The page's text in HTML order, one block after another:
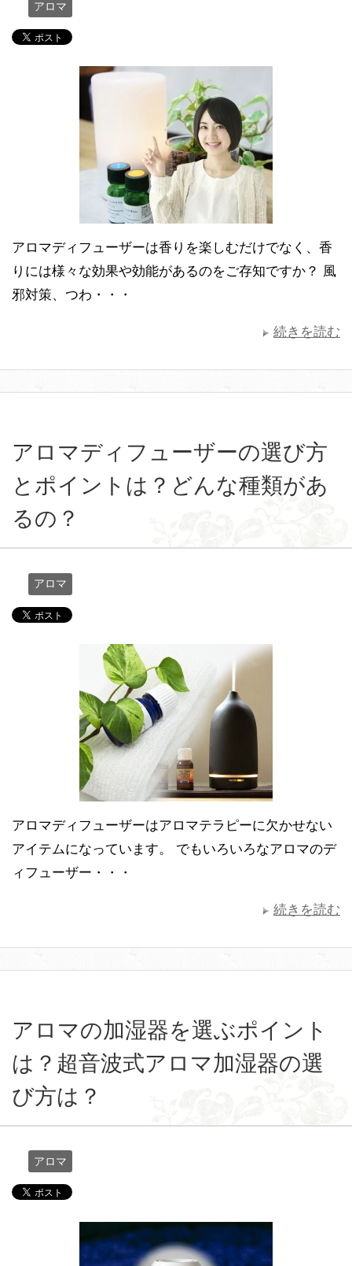
アロマ
アロマディフューザーは香りを楽しむだけでなく、香
りには様々な効果や効能があるのをご存知ですか？ 風
邪対策、つわ・・・
続きを読む
アロマディフューザーの選び方
とポイントは？どんな種類があ
るの？
アロマ
アロマディフューザーはアロマテラピーに欠かせない
アイテムになっています。 でもいろいろなアロマのデ
ィフューザー・・・
続きを読む
アロマの加湿器を選ぶポイント
は？超音波式アロマ加湿器の選
び方は？
アロマ